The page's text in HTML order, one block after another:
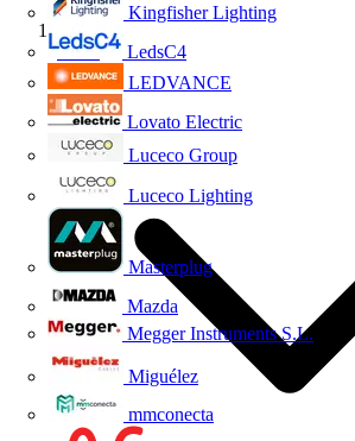
Kingfisher Lighting
LedsC4
LEDVANCE
Lovato Electric
Luceco Group
Luceco Lighting
Masterplug
Mazda
Megger Instruments S.L.
Miguélez
mmconecta
Inicio